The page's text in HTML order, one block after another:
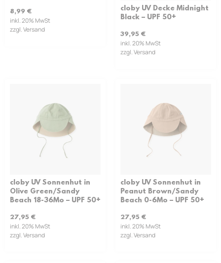
8,99 €
inkl. 20% MwSt
zzgl. Versand
cloby UV Decke Midnight
Black – UPF 50+
39,95 €
inkl. 20% MwSt
zzgl. Versand
cloby UV Sonnenhut in
Olive Green/Sandy
Beach 18-36Mo – UPF 50+
27,95 €
inkl. 20% MwSt
zzgl. Versand
cloby UV Sonnenhut in
Peanut Brown/Sandy
Beach 0-6Mo – UPF 50+
27,95 €
inkl. 20% MwSt
zzgl. Versand